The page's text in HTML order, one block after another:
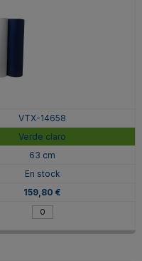
VTX-14658
Verde claro
63 cm
En stock
159,80 €